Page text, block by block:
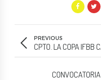
PREVIOUS
CPTO. LA COPA IFBB